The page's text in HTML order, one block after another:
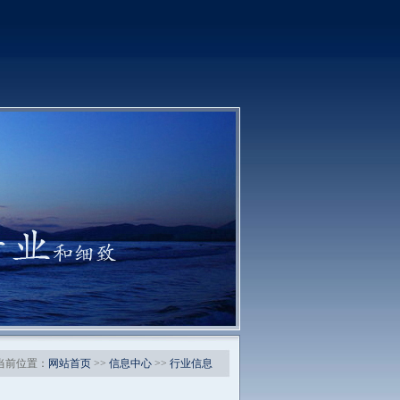
前位置： 网站首页>> 信息中心>> 行业信息